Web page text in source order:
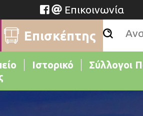
Επικοινωνία
Ιστορικό
Σύλλογοι
Επισκέπτης